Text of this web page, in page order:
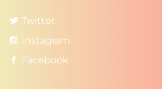
Twitter
Instagram
Facebook